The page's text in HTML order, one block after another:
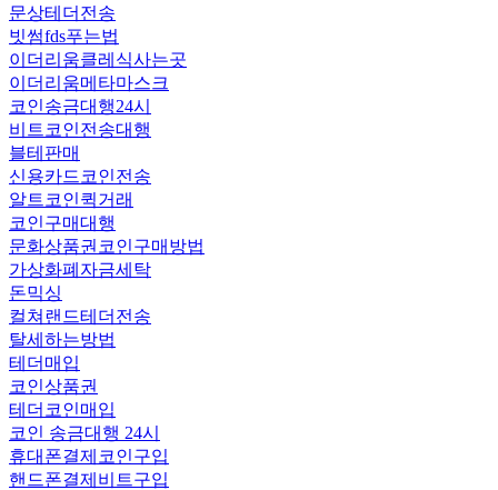
문상테더전송
빗썸fds푸는법
이더리움클레식사는곳
이더리움메타마스크
코인송금대행24시
비트코인전송대행
블테판매
신용카드코인전송
알트코인퀵거래
코인구매대행
문화상품권코인구매방법
가상화폐자금세탁
돈믹싱
컬쳐랜드테더전송
탈세하는방법
테더매입
코인상품권
테더코인매입
코인 송금대행 24시
휴대폰결제코인구입
핸드폰결제비트구입